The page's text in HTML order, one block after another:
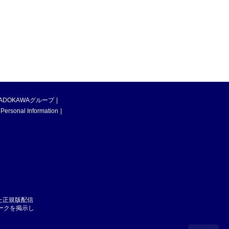
グループ
Information
正規版配信
クを掲示し